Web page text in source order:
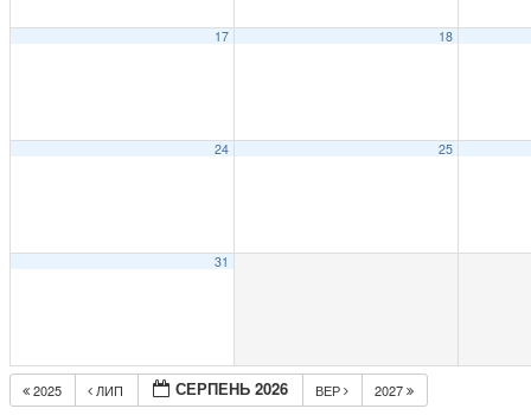
17 18
24 25
31
2025 ЛИП СЕРПЕНЬ 2026 ВЕР 2027